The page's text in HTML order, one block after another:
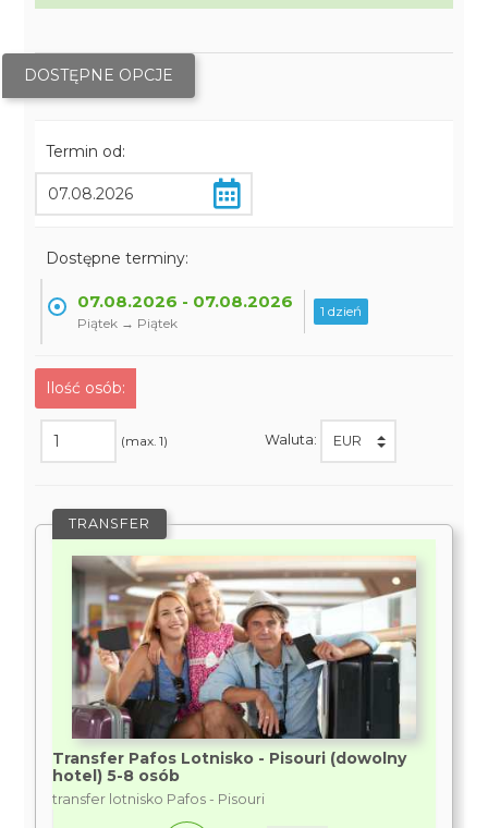
DOSTĘPNE OPCJE
Termin od:
Dostępne terminy:
07.08.2026 - 07.08.2026
Piątek → Piątek
1 dzień
Ilość osób:
(max. 1) Waluta:
TRANSFER
Transfer Pafos Lotnisko - Pisouri (dowolny
hotel) 5-8 osób
transfer lotnisko Pafos - Pisouri